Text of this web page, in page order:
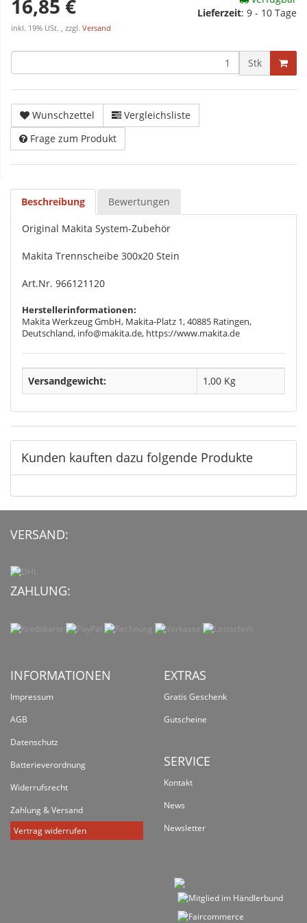
16,85 €
inkl. 19% USt. , zzgl. Versand
Lieferzeit: 9 - 10 Tage
Stk
Wunschzettel
Vergleichsliste
Frage zum Produkt
Beschreibung Bewertungen
Original Makita System-Zubehör
Makita Trennscheibe 300x20 Stein
Art.Nr. 966121120
Herstellerinformationen:
Makita Werkzeug GmbH, Makita-Platz 1, 40885 Ratingen,
Deutschland, info@makita.de, https://www.makita.de
Versandgewicht: 1,00 Kg
Kunden kauften dazu folgende Produkte
VERSAND:
ZAHLUNG:
INFORMATIONEN
Impressum
AGB
Datenschutz
Batterieverordnung
Widerrufsrecht
Zahlung & Versand
Vertrag widerrufen
EXTRAS
Gratis Geschenk
Gutscheine
SERVICE
Kontakt
News
Newsletter